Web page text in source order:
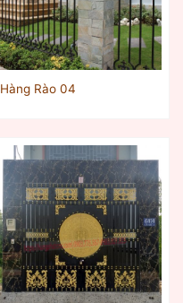
Hàng Rào 04